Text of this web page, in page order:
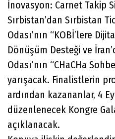
İnovasyon: Carnet Takip
Sırbistan’dan Sırbistan
Odası’nın “KOBİ’lere
Dönüşüm Desteği ve
Odası’nın “CHaCHa
yarışacak. Finalistlerin
ardından kazananlar, 4
düzenlenecek Kongre
açıklanacak.